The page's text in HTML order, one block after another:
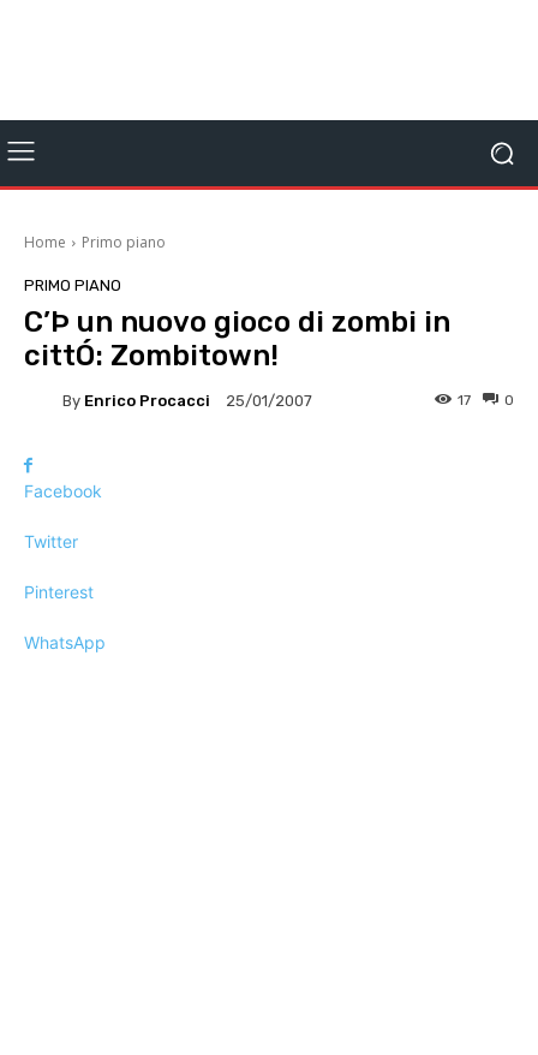
Home Primo piano
PRIMO PIANO
C’Þ un nuovo gioco di zombi in
cittÓ: Zombitown!
By Enrico Procacci 25/01/2007 0
17
Facebook
Twitter
Pinterest
WhatsApp